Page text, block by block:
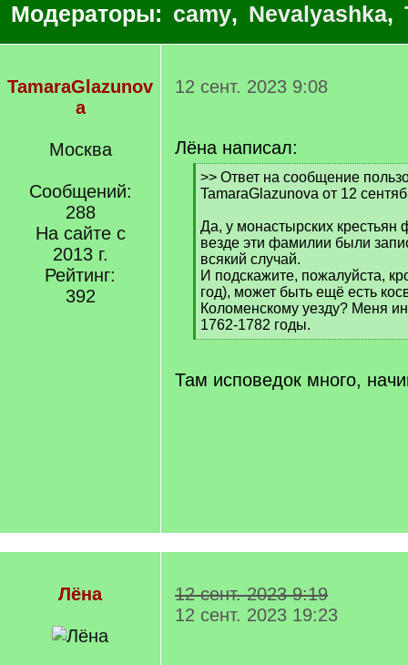
Модераторы: camy, Nevalyashka,
TamaraGlazunov
a
Москва
Сообщений:
288
На сайте с
2013 г.
Рейтинг:
392
12 сент. 2023 9:08
Лёна написал:
[
q
>> Ответ на сообщение
TamaraGlazunova от 12
Да, у монастырских
везде эти фамилии были
всякий случай.
И подскажите, пожалуйста,
год), может быть ещё есть
Коломенскому уезду? Меня
1762-1782 годы.
[
q
]
Там исповедок много,
Лёна
12 сент. 2023 9:19
12 сент. 2023 19:23